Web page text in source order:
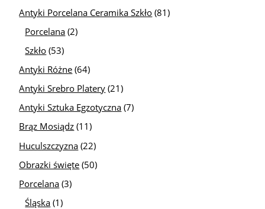
Antyki Porcelana Ceramika Szkło (81)
Porcelana (2)
Szkło (53)
Antyki Różne (64)
Antyki Srebro Platery (21)
Antyki Sztuka Egzotyczna (7)
Brąz Mosiądz (11)
Huculszczyzna (22)
Obrazki święte (50)
Porcelana (3)
Śląska (1)